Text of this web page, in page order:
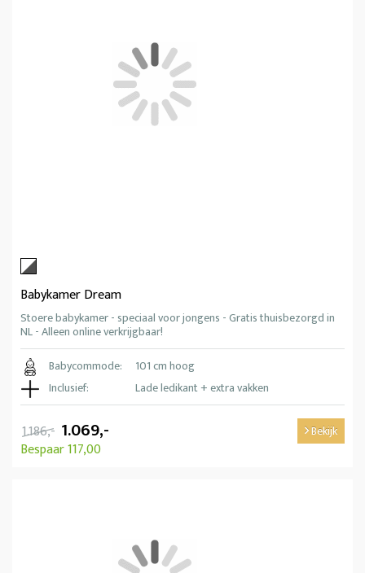
Babykamer Dream
Stoere babykamer - speciaal voor jongens - Gratis thuisbezorgd in
NL - Alleen online verkrijgbaar!
Babycommode:
101 cm hoog
Inclusief:
Lade ledikant + extra vakken
1.186,- 1.069,-
Bespaar 117,00
Bekijk